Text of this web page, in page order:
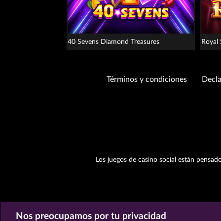
40 Sevens Diamond Treasures Royal
Términos y condiciones
Los juegos de casino social están
Nos preocupamos por tu privacidad